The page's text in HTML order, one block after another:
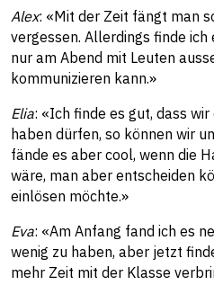
Alex: «Mit der Zeit fängt man
vergessen. Allerdings finde
nur am Abend mit Leuten
kommunizieren kann.»
Elia: «Ich finde es gut, dass
haben dürfen, so können wir
fände es aber cool, wenn die
wäre, man aber entscheiden
einlösen möchte.»
Eva: «Am Anfang fand ich es
wenig zu haben, aber jetzt
mehr Zeit mit der Klasse